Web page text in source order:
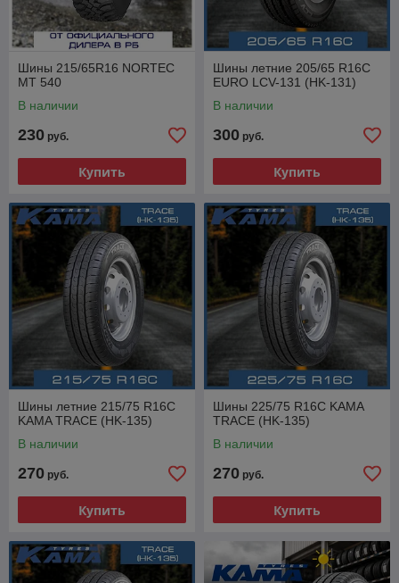
Шины 215/65R16 NORTEC
MT 540
В наличии
230 руб.
Купить
Шины летние 205/65 R16С
EURO LCV-131 (HK-131)
В наличии
300 руб.
Купить
Шины летние 215/75 R16С
KAMA TRACE (HK-135)
В наличии
270 руб.
Купить
Шины 225/75 R16C KAMA
TRACE (HK-135)
В наличии
270 руб.
Купить